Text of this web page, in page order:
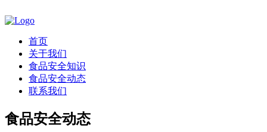
首页
关于我们
食品安全知识
食品安全动态
联系我们
食品安全动态